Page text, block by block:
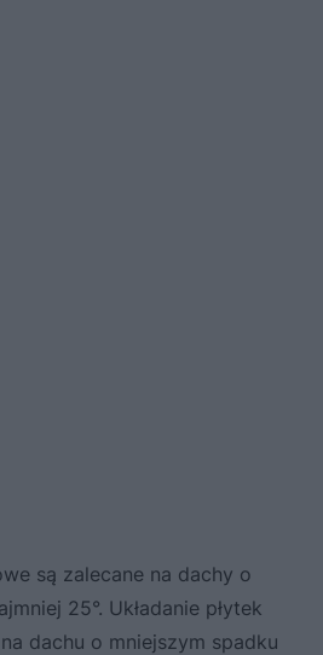
są zalecane na dachy o
25°. Układanie płytek
dachu o mniejszym spadku